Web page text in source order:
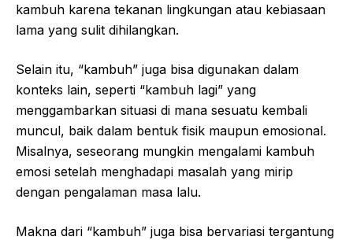
kambuh karena tekanan lingkungan atau kebiasaan
lama yang sulit dihilangkan.
Selain itu, “kambuh” juga bisa digunakan dalam
konteks lain, seperti “kambuh lagi” yang
menggambarkan situasi di mana sesuatu kembali
muncul, baik dalam bentuk fisik maupun emosional.
Misalnya, seseorang mungkin mengalami kambuh
emosi setelah menghadapi masalah yang mirip
dengan pengalaman masa lalu.
Makna dari “kambuh” juga bisa bervariasi tergantung